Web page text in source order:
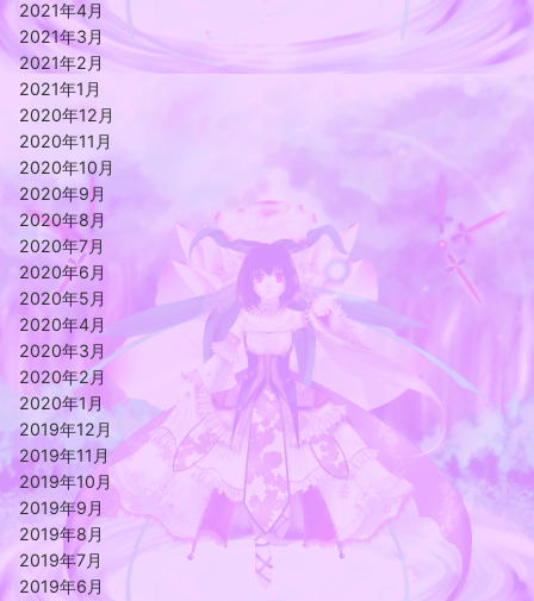
2021年4月
2021年3月
2021年2月
2021年1月
2020年12月
2020年11月
2020年10月
2020年9月
2020年8月
2020年7月
2020年6月
2020年5月
2020年4月
2020年3月
2020年2月
2020年1月
2019年12月
2019年11月
2019年10月
2019年9月
2019年8月
2019年7月
2019年6月